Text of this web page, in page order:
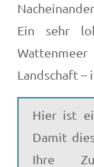
Ein sehr
Landschaft –
Hier ist
Damit
Ihre